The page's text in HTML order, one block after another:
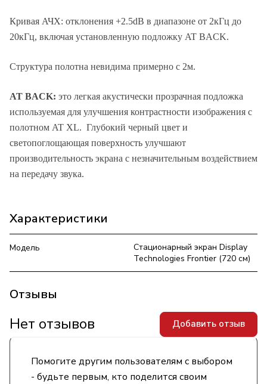
Кривая АЧХ: отклонения +2.5dB в диапазоне от 2кГц до
20кГц, включая установленную подложку AT BACK.
Структура полотна невидима примерно с 2м.
AT BACK: это легкая акустически прозрачная подложка
используемая для улучшения контрастности изображения с
полотном AT XL. Глубокий черный цвет и
светопоглощающая поверхность улучшают
производительность экрана с незначительным воздействием
на передачу звука.
Характеристики
Модель
Стационарный экран Display
Technologies Frontier (720 см)
Отзывы
Помогите другим пользователям с выбором
- будьте первым, кто поделится своим
Нет отзывов Добавить отзыв